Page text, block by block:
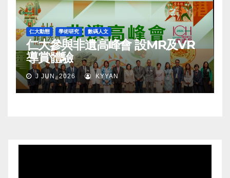
仁大動態 學術研究 數碼人文
仁大參與非遺高峰會 設MR及VR
導賞體驗
J JUN, 2026 KYYAN